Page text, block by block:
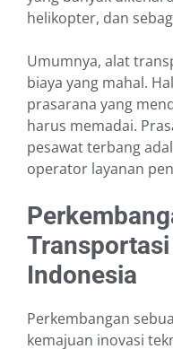
helikopter, dan
Umumnya, alat
biaya yang mahal.
prasarana yang
harus memadai.
pesawat terbang
operator layanan
Indonesia
Perkembangan
kemajuan inovasi